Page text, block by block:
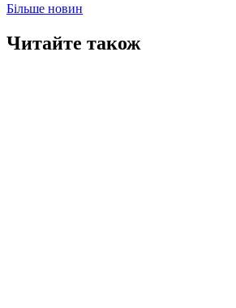
Більше новин
Читайте також